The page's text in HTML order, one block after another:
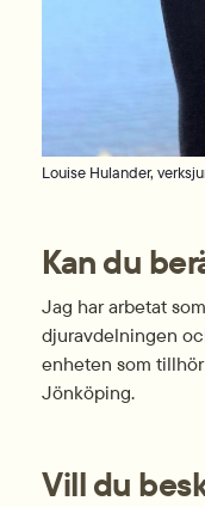
Louise Hulander,
Kan du
Jag har arbetat
djur­avdelningen
enheten som
Jönköping.
Vill du